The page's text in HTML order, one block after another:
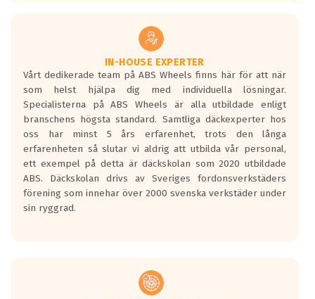
vilken körstil du använder.
Våtgrepp egenskaper:
Betygsskalan är satt A till F. Där A påvisar
den kortaste bromssträckan och F är den
längsta.
Inga D eller G betyg delas ut för
personbilar och lätta lastbilar.
Betyget sätts efter ett test där däcken
skall bromsa in på en väg där det ligger
0.5-1.5 mm vatten.
I 80km/h kommer skillnaden på
Vid körning i över 50km/h brukar
IN-HOUSE EXPERTER
Vårt dedikerade team på ABS Wheels finns här för att när
som helst hjälpa dig med individuella lösningar.
Specialisterna på ABS Wheels är alla utbildade enligt
branschens högsta standard. Samtliga däckexperter hos
oss har minst 5 års erfarenhet, trots den långa
erfarenheten så slutar vi aldrig att utbilda vår personal,
ett exempel på detta är däckskolan som 2020 utbildade
ABS. Däckskolan drivs av Sveriges fordonsverkstäders
förening som innehar över 2000 svenska verkstäder under
sin ryggrad.